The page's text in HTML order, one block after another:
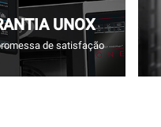
UNOX
de satisfação